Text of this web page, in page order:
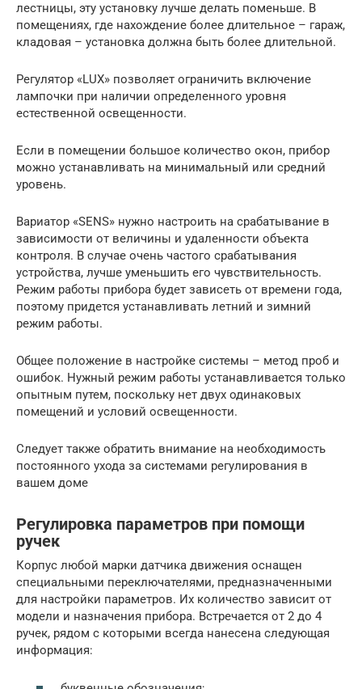
лестницы, эту установку лучше делать поменьше. В
помещениях, где нахождение более длительное – гараж,
кладовая – установка должна быть более длительной.
Регулятор «LUX» позволяет ограничить включение
лампочки при наличии определенного уровня
естественной освещенности.
Если в помещении большое количество окон, прибор
можно устанавливать на минимальный или средний
уровень.
Вариатор «SENS» нужно настроить на срабатывание в
зависимости от величины и удаленности объекта
контроля. В случае очень частого срабатывания
устройства, лучше уменьшить его чувствительность.
Режим работы прибора будет зависеть от времени года,
поэтому придется устанавливать летний и зимний
режим работы.
Общее положение в настройке системы – метод проб и
ошибок. Нужный режим работы устанавливается только
опытным путем, поскольку нет двух одинаковых
помещений и условий освещенности.
Следует также обратить внимание на необходимость
постоянного ухода за системами регулирования в
вашем доме
Регулировка параметров при помощи
ручек
Корпус любой марки датчика движения оснащен
специальными переключателями, предназначенными
для настройки параметров. Их количество зависит от
модели и назначения прибора. Встречается от 2 до 4
ручек, рядом с которыми всегда нанесена следующая
информация: